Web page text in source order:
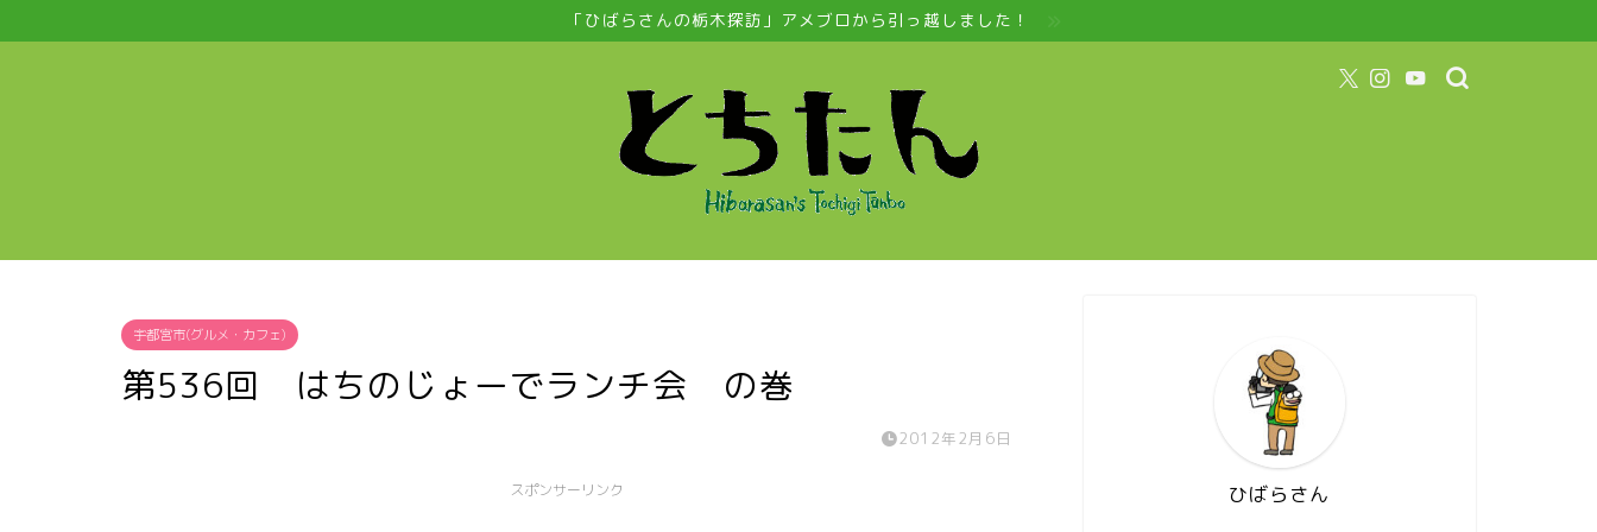
「ひばらさんの栃木探訪」アメブロから引っ越しました！
宇都宮市(グルメ・カフェ)
第536回 はちのじょーでランチ会 の巻
2012年2月6日
スポンサーリンク ひばらさん